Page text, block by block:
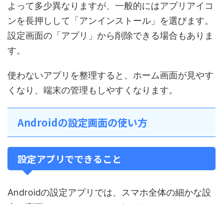
よって多少異なりますが、一般的にはアプリアイコ
ンを長押しして「アンインストール」を選びます。
設定画面の「アプリ」から削除できる場合もありま
す。
使わないアプリを整理すると、ホーム画面が見やす
くなり、端末の管理もしやすくなります。
Androidの設定画面の使い方
設定アプリでできること
Androidの設定アプリでは、スマホ全体の細かな設